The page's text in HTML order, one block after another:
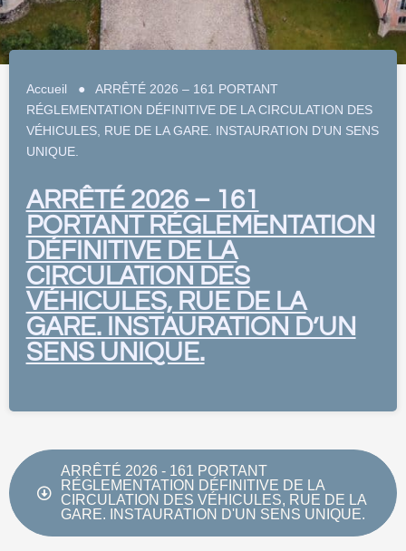
Accueil ● ARRÊTÉ 2026 – 161 PORTANT
RÉGLEMENTATION DÉFINITIVE DE LA CIRCULATION DES
VÉHICULES, RUE DE LA GARE. INSTAURATION D’UN SENS
UNIQUE.
ARRÊTÉ 2026 – 161
PORTANT RÉGLEMENTATION
DÉFINITIVE DE LA
CIRCULATION DES
VÉHICULES, RUE DE LA
GARE. INSTAURATION D’UN
SENS UNIQUE.
ARRÊTÉ 2026 - 161 PORTANT
RÉGLEMENTATION DÉFINITIVE DE LA
CIRCULATION DES VÉHICULES, RUE DE LA
GARE. INSTAURATION D'UN SENS UNIQUE.